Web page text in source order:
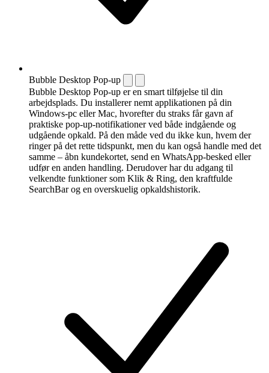
Bubble Desktop Pop-up
Bubble Desktop Pop-up er en smart tilføjelse til din
arbejdsplads. Du installerer nemt applikationen på din
Windows-pc eller Mac, hvorefter du straks får gavn af
praktiske pop-up-notifikationer ved både indgående og
udgående opkald. På den måde ved du ikke kun, hvem der
ringer på det rette tidspunkt, men du kan også handle med det
samme – åbn kundekortet, send en WhatsApp-besked eller
udfør en anden handling. Derudover har du adgang til
velkendte funktioner som Klik & Ring, den kraftfulde
SearchBar og en overskuelig opkaldshistorik.